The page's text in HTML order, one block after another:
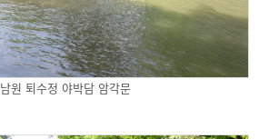
남원 퇴수정 야박담 암각문